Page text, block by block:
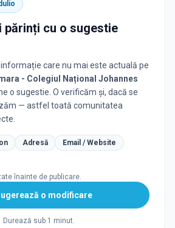
părinți cu o sugestie
informație care nu mai este actuală pe
- Colegiul Național Johannes
o sugestie. O verificăm și, dacă se
— astfel toată comunitatea
Adresă
Email / Website
înainte de publicare.
o modificare
Durează sub 1 minut.